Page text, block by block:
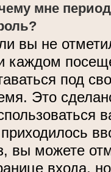
мне
вы не
каждом
под
Это
вы можете
входа,